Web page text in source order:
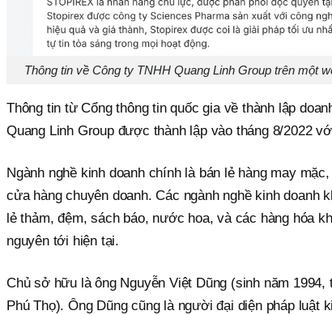
Thông tin về Công ty TNHH Quang Linh Group trên một
Thông tin từ Cổng thông tin quốc gia về thành lập
Quang Linh Group được thành lập vào tháng 8/2022
Ngành nghề kinh doanh chính là bán lẻ hàng may
cửa hàng chuyên doanh. Các ngành nghề kinh doanh
lẻ thảm, đệm, sách báo, nước hoa, và các hàng hóa
nguyên tới hiện tại.
Chủ sở hữu là ông Nguyễn Việt Dũng (sinh năm
Phú Thọ). Ông Dũng cũng là người đại diện pháp luật